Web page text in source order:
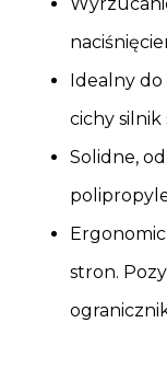
Idealny do
cichy silnik
Solidne,
stron.